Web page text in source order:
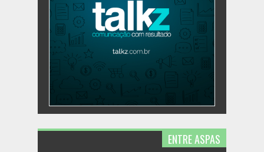
ENTRE ASPAS